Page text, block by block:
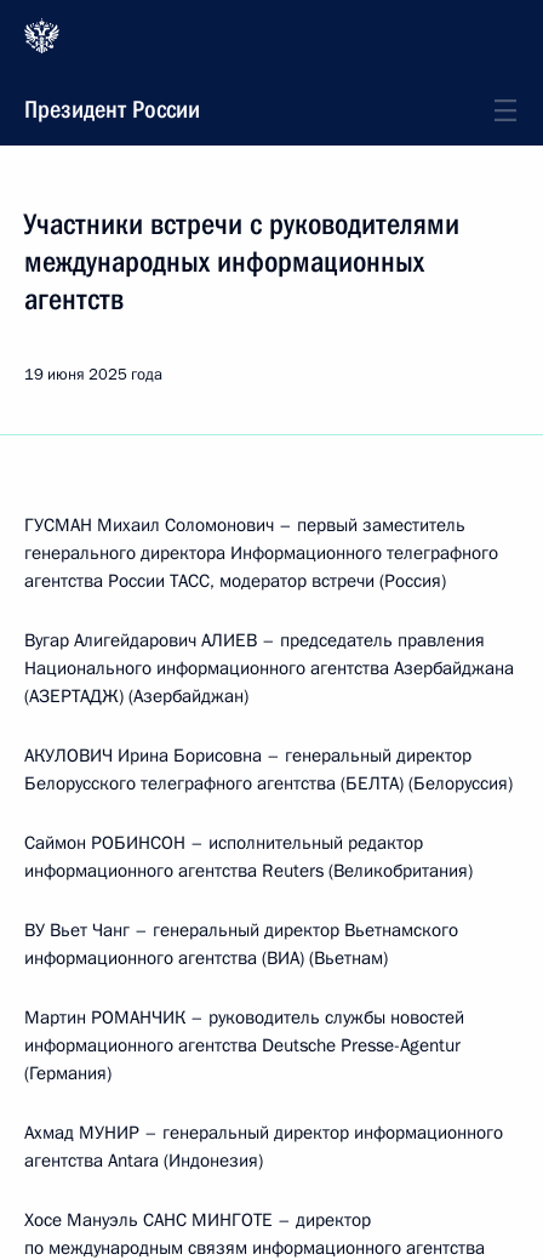
Президент России
Участники встречи с руководителями
международных информационных
агентств
19 июня 2025 года
ГУСМАН Михаил Соломонович – первый заместитель
генерального директора Информационного телеграфного
агентства России ТАСС, модератор встречи (Россия)
Вугар Алигейдарович АЛИЕВ – председатель правления
Национального информационного агентства Азербайджана
(АЗЕРТАДЖ) (Азербайджан)
АКУЛОВИЧ Ирина Борисовна – генеральный директор
Белорусского телеграфного агентства (БЕЛТА) (Белоруссия)
Саймон РОБИНСОН – исполнительный редактор
информационного агентства Reuters (Великобритания)
ВУ Вьет Чанг – генеральный директор Вьетнамского
информационного агентства (ВИА) (Вьетнам)
Мартин РОМАНЧИК – руководитель службы новостей
информационного агентства Deutsche Pressе-Agentur
(Германия)
Ахмад МУНИР – генеральный директор информационного
агентства Antara (Индонезия)
Хосе Мануэль САНС МИНГОТЕ – директор
по международным связям информационного агентства